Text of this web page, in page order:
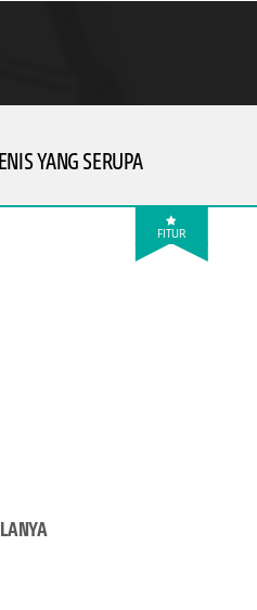
YANG SERUPA
FITUR